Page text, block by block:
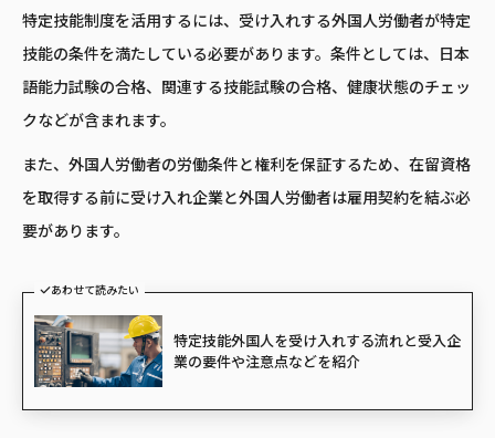
特定技能制度を活用するには、受け入れする外国人労働者が特定
技能の条件を満たしている必要があります。条件としては、日本
語能力試験の合格、関連する技能試験の合格、健康状態のチェッ
クなどが含まれます。
また、外国人労働者の労働条件と権利を保証するため、在留資格
を取得する前に受け入れ企業と外国人労働者は雇用契約を結ぶ必
要があります。
あわせて読みたい
特定技能外国人を受け入れする流れと受入企
業の要件や注意点などを紹介